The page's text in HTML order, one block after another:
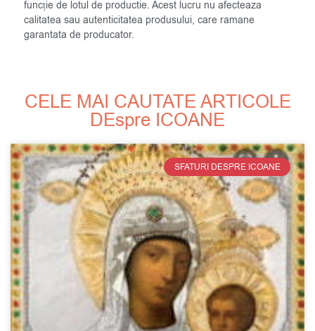
funcție de lotul de productie. Acest lucru nu afecteaza
calitatea sau autenticitatea produsului, care ramane
garantata de producator.
CELE MAI CAUTATE ARTICOLE
DEspre ICOANE
SFATURI DESPRE ICOANE